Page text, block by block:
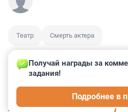
Театр Смерть актера
КОММЕНТАРИИ 3
Получай награды за
задания!
Подробнее в